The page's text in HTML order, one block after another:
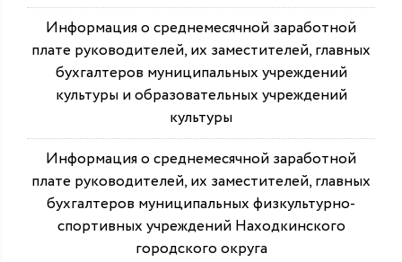
Информация о среднемесячной заработной
плате руководителей, их заместителей, главных
бухгалтеров муниципальных учреждений
культуры и образовательных учреждений
культуры
Информация о среднемесячной заработной
плате руководителей, их заместителей, главных
бухгалтеров муниципальных физкультурно-
спортивных учреждений Находкинского
городского округа